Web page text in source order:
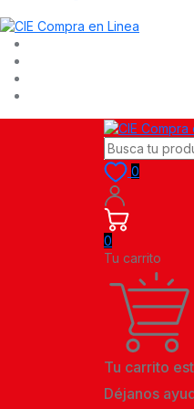
0
0
Tu carrito
Tu carrito
Déjanos